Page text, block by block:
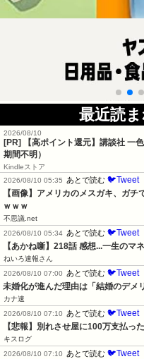
最近読
2026/08/10
[PR]
【高ポイント還元】講談社 一
期間不明）
Kindleストア
2026/08/10 05:35
あとで読む 🐦Tweet
【画像】アメリカのメスガキ、ガ
ｗｗｗ
不思議.net
2026/08/10 05:34 あとで読む 🐦Tweet
【あかね噺】218話 感想...一生のマネ
ねいろ速報さん
2026/08/10 07:00
あとで読む 🐦Tweet
未婚化が進んだ理由は「結婚のデメ
カナ速
2026/08/10 07:10
あとで読む 🐦Tweet
【悲報】別れさせ屋に100万支払っ
キスログ
2026/08/10 07:10
あとで読む 🐦Tweet